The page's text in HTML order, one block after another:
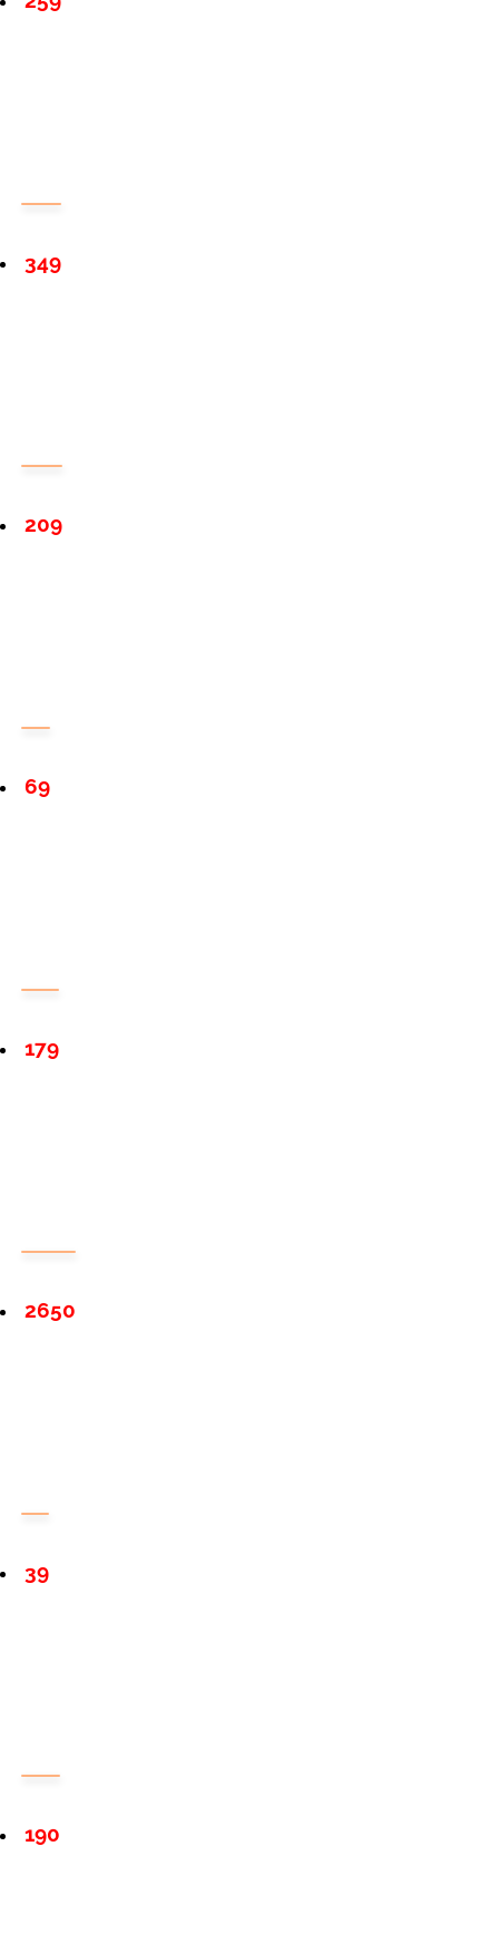
349
209
69
179
2650
39
190